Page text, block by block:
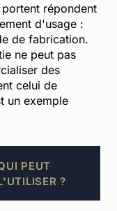
répondent
d'usage :
de fabrication.
ne peut pas
des
celui de
un exemple
PEUT
?